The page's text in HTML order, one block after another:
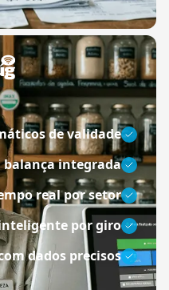
de validade
balança integrada
real por setor
por giro
dados precisos